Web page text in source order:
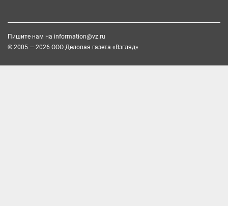
Пишите нам на information@vz.ru
© 2005 — 2026 ООО Деловая газета «Взгляд»